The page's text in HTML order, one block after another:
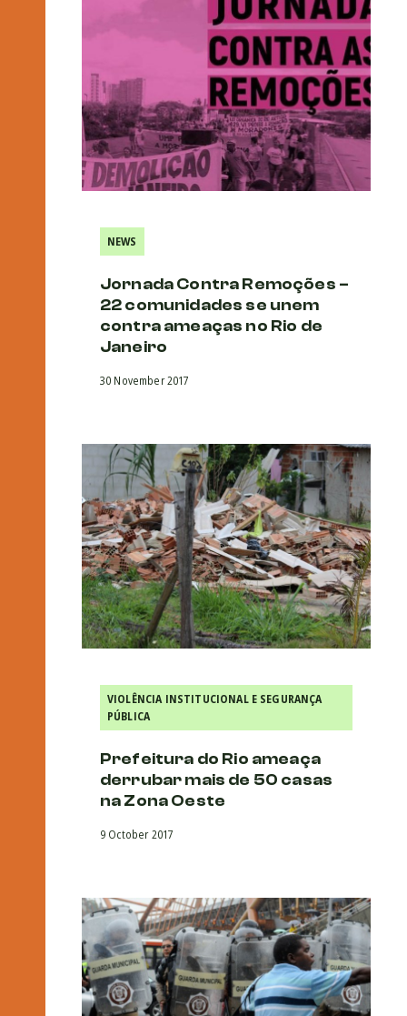
NEWS
Jornada Contra Remoções –
22 comunidades se unem
contra ameaças no Rio de
Janeiro
30 November 2017
VIOLÊNCIA INSTITUCIONAL E SEGURANÇA
PÚBLICA
Prefeitura do Rio ameaça
derrubar mais de 50 casas
na Zona Oeste
9 October 2017